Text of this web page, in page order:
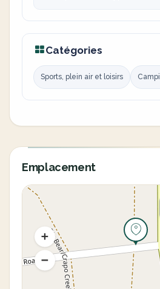
Catégories
Sports, plein air et loisirs
Emplacement